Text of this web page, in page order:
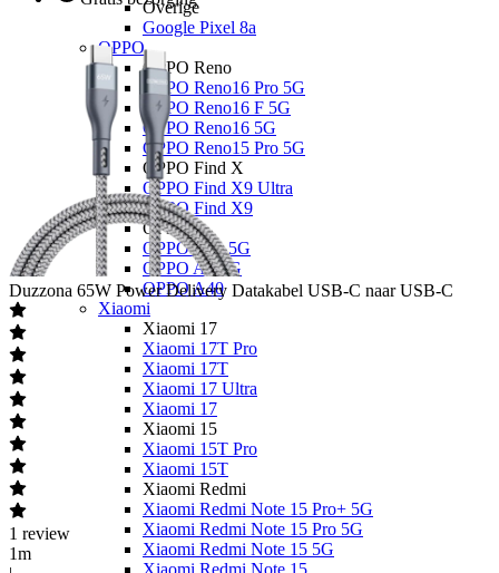
Overige
Google Pixel 8a
OPPO
OPPO Reno
OPPO Reno16 Pro 5G
OPPO Reno16 F 5G
OPPO Reno16 5G
OPPO Reno15 Pro 5G
OPPO Find X
OPPO Find X9 Ultra
OPPO Find X9
OPPO A
OPPO A6x 5G
OPPO A6 5G
OPPO A40
Xiaomi
Xiaomi 17
Xiaomi 17T Pro
Xiaomi 17T
Xiaomi 17 Ultra
Xiaomi 17
Xiaomi 15
Xiaomi 15T Pro
Xiaomi 15T
Xiaomi Redmi
Xiaomi Redmi Note 15 Pro+ 5G
Xiaomi Redmi Note 15 Pro 5G
Xiaomi Redmi Note 15 5G
Xiaomi Redmi Note 15
Duzzona 65W Power Delivery Datakabel USB-C naar USB-C
1 review
1m